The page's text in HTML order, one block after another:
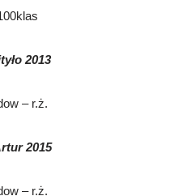
2013
– r.ż.
2015
– r.ż.